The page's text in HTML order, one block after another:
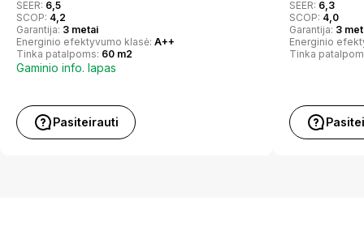
SEER: 6,5
SCOP: 4,2
Garantija: 3 metai
Energinio efektyvumo klasė: A++
Tinka patalpoms: 60 m2
Gaminio info. lapas
Pasiteirauti
SEER: 6,3
SCOP: 4,0
Garantija: 3
Energinio
Tinka